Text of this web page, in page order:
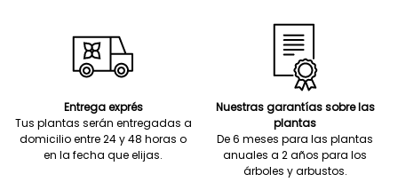
Entrega exprés
Tus plantas serán entregadas a
domicilio entre 24 y 48 horas o
en la fecha que elijas.
Nuestras garantías sobre las
plantas
De 6 meses para las plantas
anuales a 2 años para los
árboles y arbustos.